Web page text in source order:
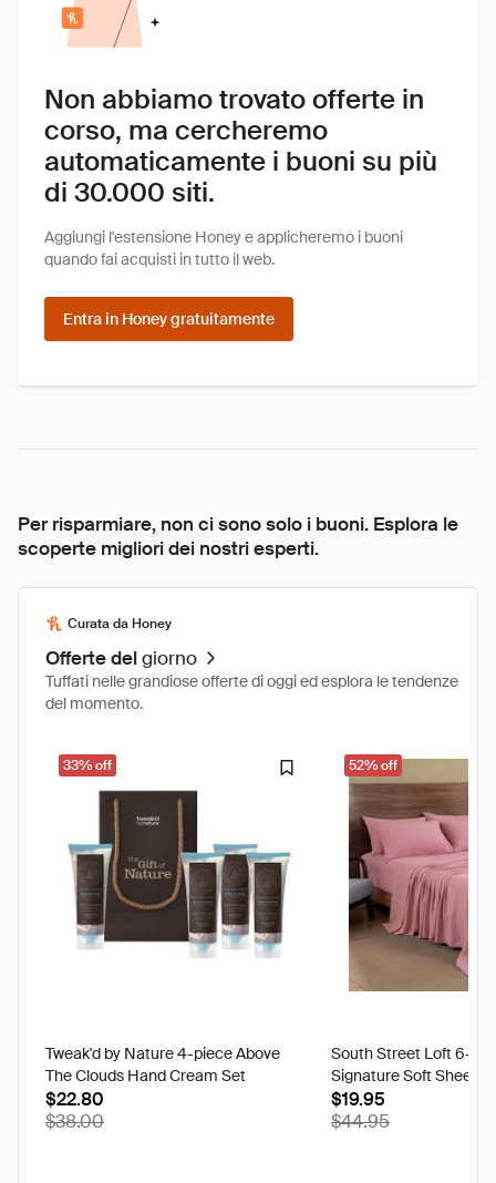
Non abbiamo trovato offerte in
corso, ma cercheremo
automaticamente i buoni su più
di 30.000 siti.
Aggiungi l'estensione Honey e applicheremo i buoni
quando fai acquisti in tutto il web.
Entra in Honey gratuitamente
Per risparmiare, non ci sono solo i buoni. Esplora le
scoperte migliori dei nostri esperti.
Curata da Honey
Offerte delgiorno
Tuffati nelle grandiose offerte di oggi ed esplora le tendenze
del momento.
33% off
Tweak'd by Nature 4-piece Above
The Clouds Hand Cream Set
$22.80
$38.00
52% off
South Street Loft 6-
Signature Soft Sheet
Ikat - Twin
$19.95
$44.95